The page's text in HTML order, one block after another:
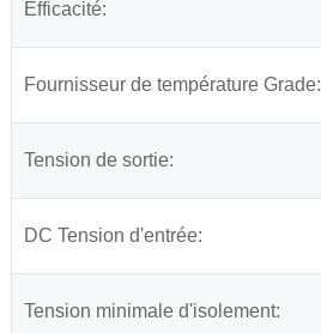
Efficacité:
Fournisseur de température Grade:
Tension de sortie:
DC Tension d'entrée:
Tension minimale d'isolement: